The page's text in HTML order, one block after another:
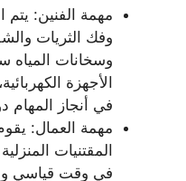
مهمة الفنين: يتم
وفك الثريات
وسخانات المياه
الأجهزة
في أنجاز المهام
مهمة العمال:
المقتنيات
في وقت قياسي